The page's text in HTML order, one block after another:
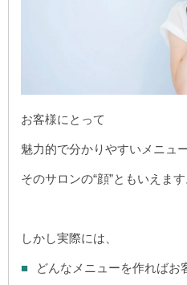
お客様にとって
魅力的で分かりやすいメニュー
そのサロンの“顔”ともいえます
しかし実際には、
どんなメニューを作ればお